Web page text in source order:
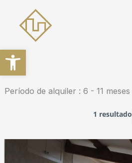
Abrir barra de herramientas
contenido
Período de alquiler : 6 - 11 meses
1 resultado